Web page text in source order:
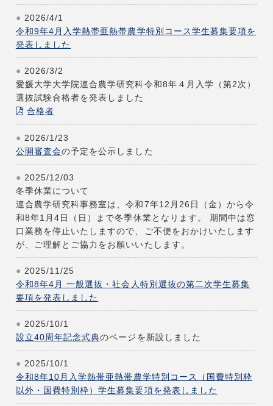
2026/4/1
令和9年4月入学熱帯亜熱帯農学特別コース学生募集要項を
発表しました
2026/3/2
愛媛大学大学院連合農学研究科令和8年４月入学（第2次）
選抜試験合格者を発表しました
合格者
2026/1/23
公開審査会の予定を公示しました
2025/12/03
冬季休業について
連合農学研究科事務室は、令和7年12月26日（金）から令
和8年1月4日（日）まで冬季休業となります。 期間中は窓
口業務を停止いたしますので、ご不便をおかけいたします
が、ご理解とご協力をお願いいたします。
2025/11/25
令和8年4月 一般選抜・社会人特別選抜の第二次学生募集
要項を発表しました
2025/10/1
設立40周年記念式典のページを新設しました
2025/10/1
令和8年10月入学熱帯亜熱帯農学特別コース（国費特別枠
以外・国費特別枠）学生募集要項を発表しました